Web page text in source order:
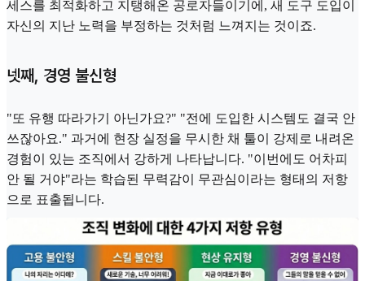
세스를 최적화하고 지탱해온 공로자들이기에, 새 도구 도입이
자신의 지난 노력을 부정하는 것처럼 느껴지는 것이죠.
넷째, 경영 불신형
"또 유행 따라가기 아닌가요?" "전에 도입한 시스템도 결국 안
쓰잖아요." 과거에 현장 실정을 무시한 채 툴이 강제로 내려온
경험이 있는 조직에서 강하게 나타납니다. "이번에도 어차피
안 될 거야"라는 학습된 무력감이 무관심이라는 형태의 저항
으로 표출됩니다.